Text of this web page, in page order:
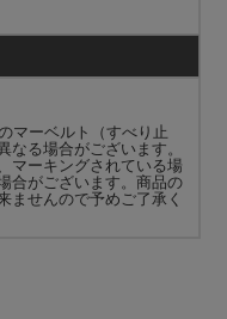
マーベルト（すべり止
る場合がございます。
マーキングされている場
合がございます。商品の
ませんので予めご了承く